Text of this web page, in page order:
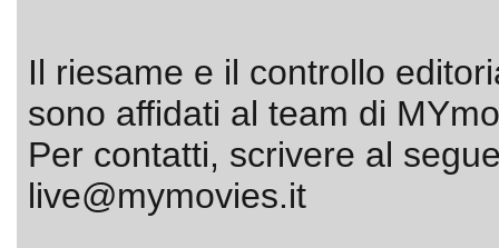
Il riesame e il controllo
sono affidati al team di
Per contatti, scrivere al
live@mymovies.it